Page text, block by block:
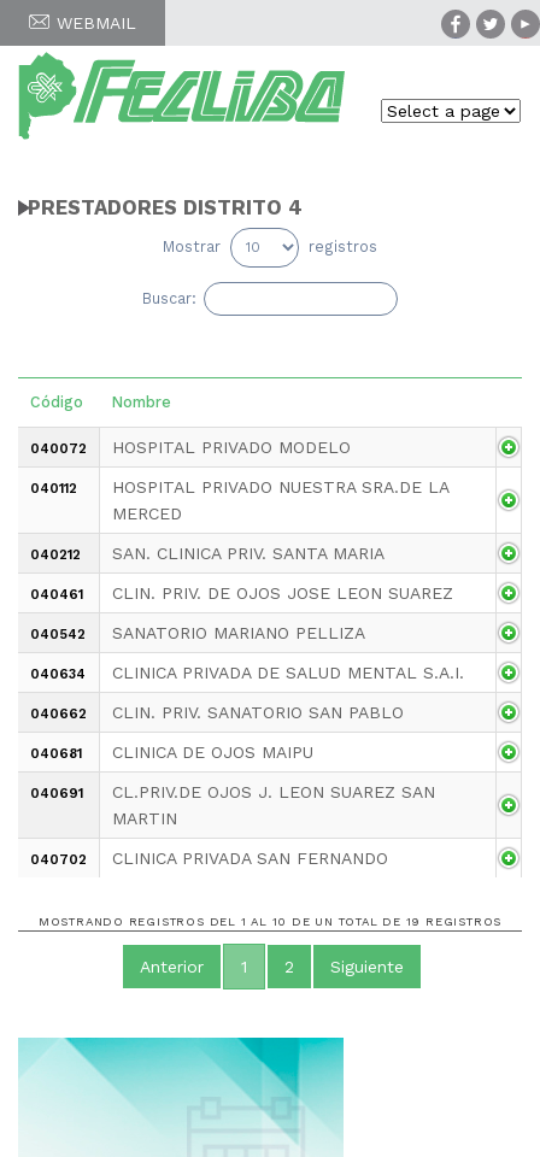
WEBMAIL
PRESTADORES DISTRITO 4
Mostrar registros
Buscar:
Código Nombre
040072 HOSPITAL PRIVADO MODELO
040112
HOSPITAL PRIVADO NUESTRA SRA.DE LA
MERCED
040212 SAN. CLINICA PRIV. SANTA MARIA
040461 CLIN. PRIV. DE OJOS JOSE LEON SUAREZ
040542 SANATORIO MARIANO PELLIZA
040634 CLINICA PRIVADA DE SALUD MENTAL S.A.I.
040662 CLIN. PRIV. SANATORIO SAN PABLO
040681 CLINICA DE OJOS MAIPU
040691
CL.PRIV.DE OJOS J. LEON SUAREZ SAN
MARTIN
040702 CLINICA PRIVADA SAN FERNANDO
MOSTRANDO REGISTROS DEL 1 AL 10 DE UN TOTAL DE 19 REGISTROS
Anterior 1 2 Siguiente